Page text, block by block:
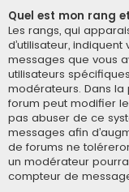
Quel est mon rang
Les rangs, qui
d’utilisateur,
messages que vous
utilisateurs
modérateurs. Dans
forum peut modifier
pas abuser de ce
messages afin
de forums ne
un modérateur
compteur de